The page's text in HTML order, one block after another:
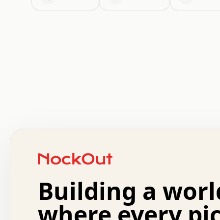
.   +   .   .   o   .   .   .   .   .   .   :   .
.   .   .   o   .   .   .   .   .   .   .   .   x   .
.   .   .   .   +   .   .   .   .   .   .   .   +
.   :   .   .   .   .   .   .   .   .   o   .   .
.   .   .   x   .   .   .   .   .   .   :   .   .   o
Building a